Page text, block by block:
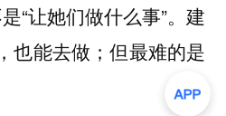
是“让她们做什么事”。建
也能去做；但最难的是